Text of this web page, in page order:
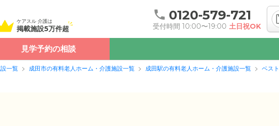
ケアスル 介護は
掲載施設5万件超
0120-579-721
受付時間 10:00〜19:00 土日祝OK
見学予約の相談
一覧 成田市の有料老人ホーム・介護施設一覧 成田駅の有料老人ホーム・介護施設一覧 ベス